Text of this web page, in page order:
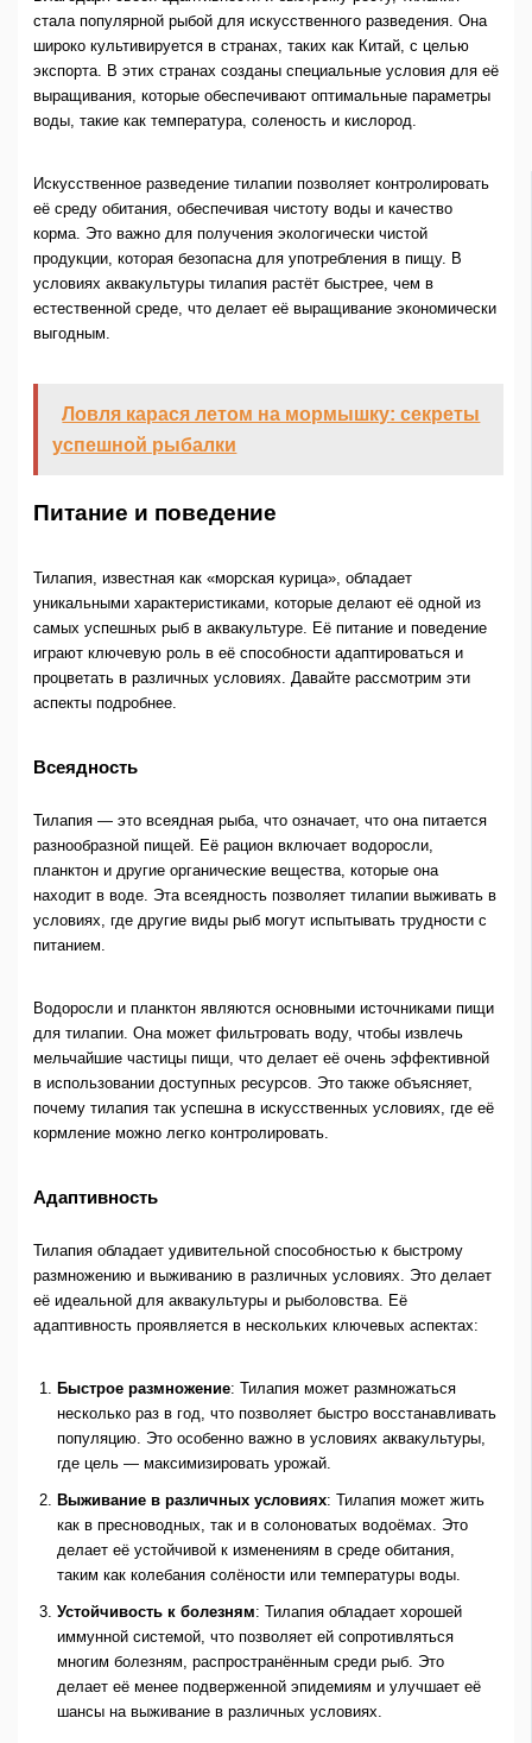
стала популярной рыбой для искусственного разведения. Она
широко культивируется в странах, таких как Китай, с целью
экспорта. В этих странах созданы специальные условия для её
выращивания, которые обеспечивают оптимальные параметры
воды, такие как температура, соленость и кислород.
Искусственное разведение тилапии позволяет контролировать
её среду обитания, обеспечивая чистоту воды и качество
корма. Это важно для получения экологически чистой
продукции, которая безопасна для употребления в пищу. В
условиях аквакультуры тилапия растёт быстрее, чем в
естественной среде, что делает её выращивание экономически
выгодным.
Ловля карася летом на мормышку: секреты
успешной рыбалки
Питание и поведение
Тилапия, известная как «морская курица», обладает
уникальными характеристиками, которые делают её одной из
самых успешных рыб в аквакультуре. Её питание и поведение
играют ключевую роль в её способности адаптироваться и
процветать в различных условиях. Давайте рассмотрим эти
аспекты подробнее.
Всеядность
Тилапия — это всеядная рыба, что означает, что она питается
разнообразной пищей. Её рацион включает водоросли,
планктон и другие органические вещества, которые она
находит в воде. Эта всеядность позволяет тилапии выживать в
условиях, где другие виды рыб могут испытывать трудности с
питанием.
Водоросли и планктон являются основными источниками пищи
для тилапии. Она может фильтровать воду, чтобы извлечь
мельчайшие частицы пищи, что делает её очень эффективной
в использовании доступных ресурсов. Это также объясняет,
почему тилапия так успешна в искусственных условиях, где её
кормление можно легко контролировать.
Адаптивность
Тилапия обладает удивительной способностью к быстрому
размножению и выживанию в различных условиях. Это делает
её идеальной для аквакультуры и рыболовства. Её
адаптивность проявляется в нескольких ключевых аспектах:
Быстрое размножение: Тилапия может размножаться
несколько раз в год, что позволяет быстро восстанавливать
популяцию. Это особенно важно в условиях аквакультуры,
где цель — максимизировать урожай.
Выживание в различных условиях: Тилапия может жить
как в пресноводных, так и в солоноватых водоёмах. Это
делает её устойчивой к изменениям в среде обитания,
таким как колебания солёности или температуры воды.
Устойчивость к болезням: Тилапия обладает хорошей
иммунной системой, что позволяет ей сопротивляться
многим болезням, распространённым среди рыб. Это
делает её менее подверженной эпидемиям и улучшает её
шансы на выживание в различных условиях.